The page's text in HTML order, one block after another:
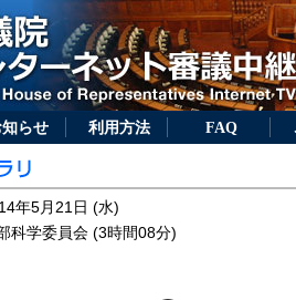
知らせ 利用方法 FAQ
年5月21日 (水)
科学委員会 (3時間08分)